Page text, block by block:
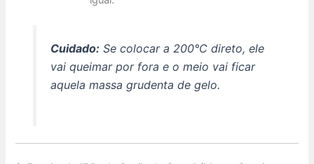
Cuidado:Se colocar a 200°C direto, ele
vai queimar por fora e o meio vai ficar
aquela massa grudenta de gelo.